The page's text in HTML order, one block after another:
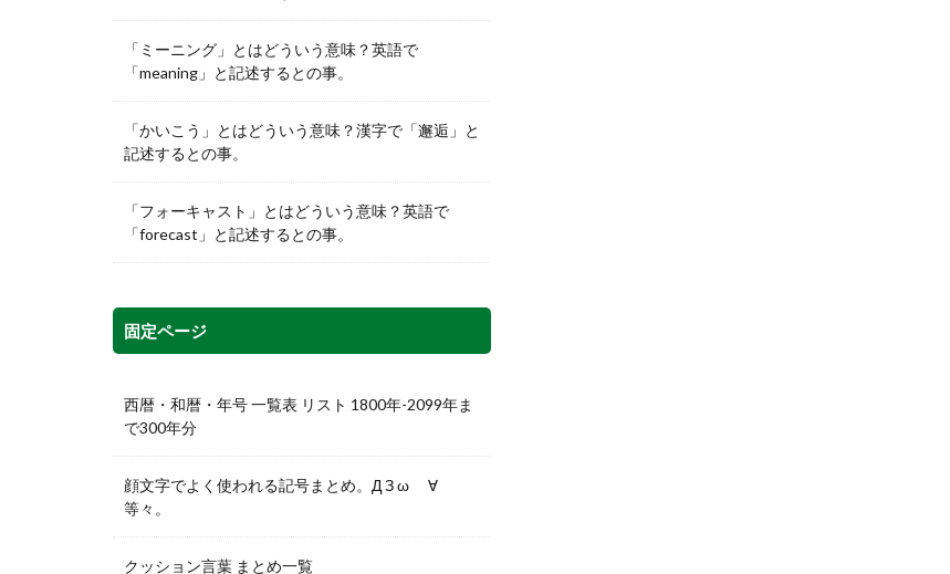
「ミーニング」とはどういう意味？英語で
「meaning」と記述するとの事。
「かいこう」とはどういう意味？漢字で「邂逅」と
記述するとの事。
「フォーキャスト」とはどういう意味？英語で
「forecast」と記述するとの事。
固定ページ
西暦・和暦・年号 一覧表 リスト 1800年-2099年ま
で300年分
顔文字でよく使われる記号まとめ。Д З ω ゞ∀
等々。
クッション言葉 まとめ一覧